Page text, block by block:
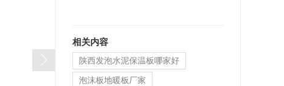
源EPS泡沫板厂家
泡沫板整车发出
泡沫板地暖板厂家
相关内容
陕西发泡水泥保温板哪家好
泡沫板地暖板厂家